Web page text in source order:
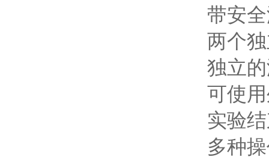
带安全
两个
独立的
可使
实验
多种